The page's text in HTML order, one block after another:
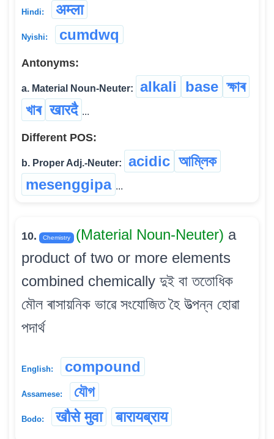
Hindi: अम्ला
Nyishi: cumdwq
Antonyms:
a. Material Noun-Neuter: alkali base ক্ষাৰ
খাৰ खारदै ...
Different POS:
b. Proper Adj.-Neuter: acidic আম্লিক
mesenggipa ...
10. Chemistry (Material Noun-Neuter) a
product of two or more elements
combined chemically দুই বা ততোধিক
মৌল ৰাসায়নিক ভাৱে সংযোজিত হৈ উত্পন্ন হোৱা
পদাৰ্থ
English: compound
Assamese: যৌগ
Bodo: खौसे मुवा बारायब्राय